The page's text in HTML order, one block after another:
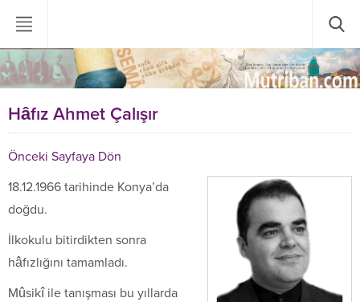
Hâfız Ahmet Çalışır
Önceki Sayfaya Dön
18.12.1966 tarihinde Konya’da
doğdu.
İlkokulu bitirdikten sonra
hâfızlığını tamamladı.
Mûsikî ile tanışması bu yıllarda